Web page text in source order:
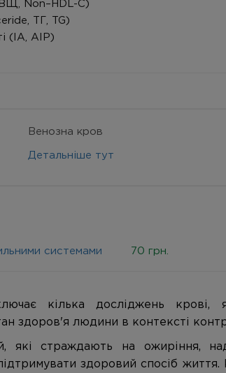
Non–HDL-C)
ТГ, TG)
(IА, АIР)
Венозна кров
Детальніше тут
системами 70 грн.
кілька досліджень крові,
здоров'я людини в контексті
страждають на ожиріння,
здоровий спосіб життя.